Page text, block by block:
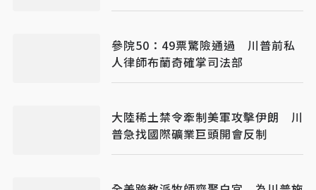
參院50：49票驚險通過 川普前私
人律師布蘭奇確掌司法部
大陸稀土禁令牽制美軍攻擊伊朗 川
普急找國際礦業巨頭開會反制